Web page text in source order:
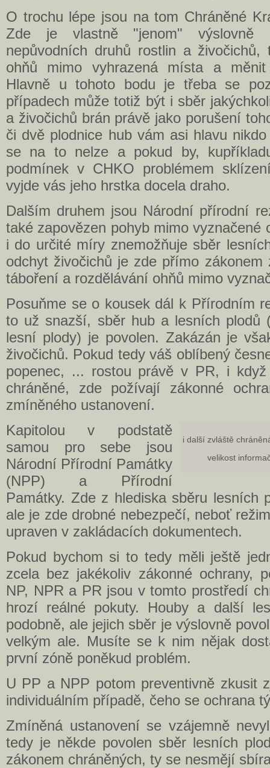
O trochu lépe jsou na tom Chráněné
Zde je vlastně "jenom" výslovně
nepůvodních druhů rostlin a živočichů,
ohňů mimo vyhrazená místa a měnit
Hlavně u tohoto bodu je třeba se
případech může totiž být i sběr
a živočichů brán právě jako porušení
či dvě plodnice hub vám asi hlavu
se na to nelze a pokud by,
podmínek v CHKO problémem
vyjde vás jeho hrstka docela draho.
Dalším druhem jsou Národní přírodní
také zapovězen pohyb mimo vyznačené
i do určité míry znemožňuje sběr
odchyt živočichů je zde přímo zákonem
táboření a rozdělávání ohňů mimo
Posuňme se o kousek dál k Přírodním
to už snazší, sběr hub a lesních plodů
lesní plody) je povolen. Zakázán je
živočichů. Pokud tedy váš oblíbený
popenec, ... rostou právě v PR, i když
chráněné, zde požívají zákonné
zmíněného ustanovení.
i další zvláště
velikost
Kapitolou v podstatě
samou pro sebe jsou
Národní Přírodní Památky
(NPP) a Přírodní
Památky. Zde z hlediska sběru lesních
ale je zde drobné nebezpečí, neboť
upraven v zakládacích dokumentech.
Pokud bychom si to tedy měli ještě
zcela bez jakékoliv zákonné ochrany,
NP, NPR a PR jsou v tomto prostředí
hrozí reálné pokuty. Houby a další
podobně, ale jejich sběr je výslovně
velkým ale. Musíte se k nim nějak
první zóně poněkud problém.
U PP a NPP potom preventivně zkusit
individuálním případě, čeho se ochrana
Zmíněná ustanovení se vzájemně
tedy je někde povolen sběr lesních
zákonem chráněných, ty se nesmějí